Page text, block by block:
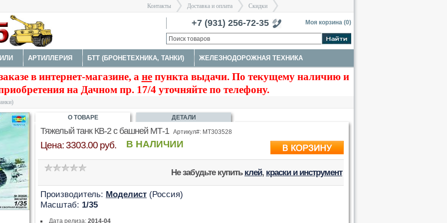
Контакты
>
Доставка и оплата
>
Скидки
>
+7 (931) 256-72-35
Санкт-Петербург Моя корзина (0)
АРТИЛЛЕРИЯ БТТ (БРОНЕТЕХНИКА, ТАНКИ) ЖЕЛЕЗНОДОРОЖНАЯ ТЕХНИКА
ФИГУРЫ МОДЕЛИ КОРАБЛЕЙ И ПОДЛОДОК КОСМОС ЗДАНИЯ, НАБОРЫ ДЛЯ ДИОРАМ
в интернет-магазине, а непункта выдачи. По текущему наличию и
на Дачном пр. 17/4 уточняйте по телефону.
Тяжелый танк КВ-2 с башней МТ-1 Артикул#: MT303528
Цена: 3303.00 руб. В НАЛИЧИИ
Не забудьте купить клей, краски и инструмент
Производитель: Моделист (Россия)
Масштаб: 1/35
Дата релиза:2014-04
О ТОВАРЕ ДЕТАЛИ